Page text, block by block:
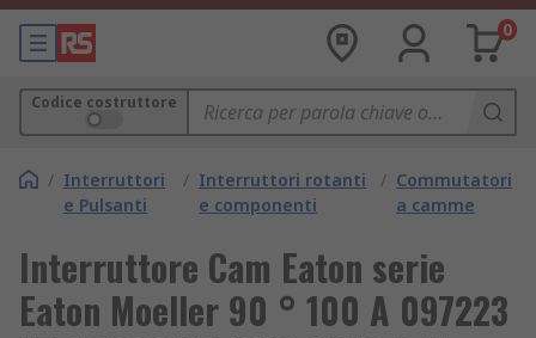
0
Codice costruttore
/ Interruttori
e Pulsanti
/ Interruttori rotanti
e componenti
/ Commutatori
a camme
Interruttore Cam Eaton serie
Eaton Moeller 90 ° 100 A 097223